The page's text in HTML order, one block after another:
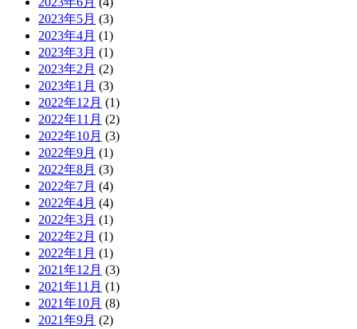
2023年5月 (3)
2023年4月 (1)
2023年3月 (1)
2023年2月 (2)
2023年1月 (3)
2022年12月 (1)
2022年11月 (2)
2022年10月 (3)
2022年9月 (1)
2022年8月 (3)
2022年7月 (4)
2022年4月 (4)
2022年3月 (1)
2022年2月 (1)
2022年1月 (1)
2021年12月 (3)
2021年11月 (1)
2021年10月 (8)
2021年9月 (2)